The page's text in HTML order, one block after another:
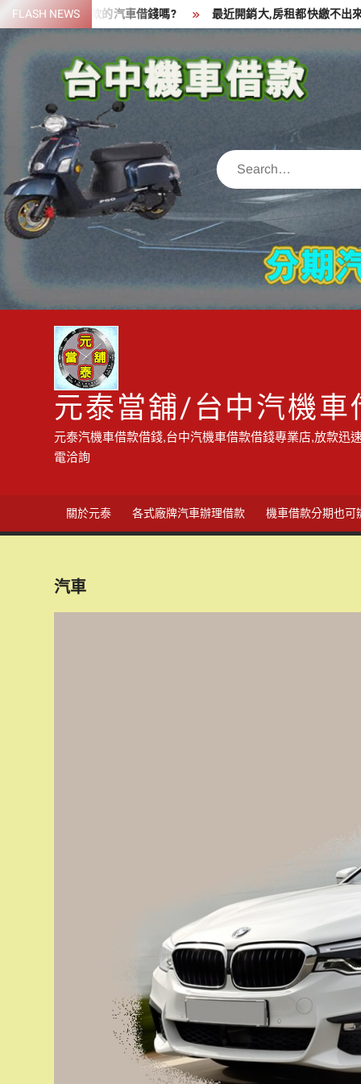
Skip
to
content
FLASH NEWS
,可以拿貸款的汽車借錢嗎? 最近開銷大,房租都快繳不出來了
Search
元泰當舖/台中汽機
元泰汽機車借款借錢,台中汽機車借款借錢專業店,放款迅
電洽詢
關於元泰 各式廠牌汽車辦理借款 機車借款分期也可
汽車